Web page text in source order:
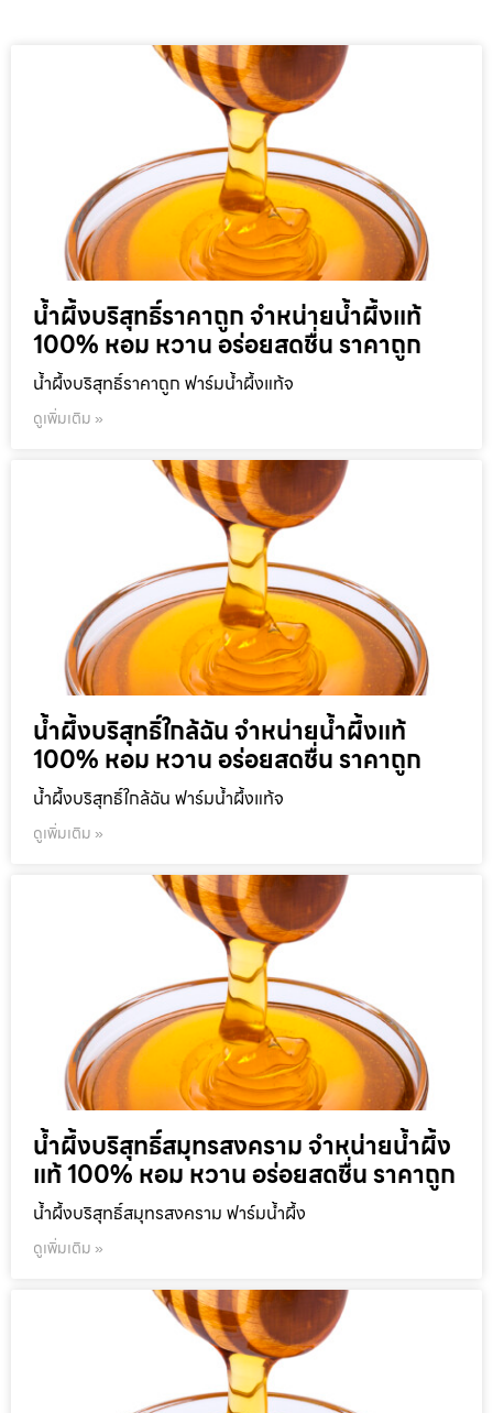
น้ำผึ้งบริสุทธิ์ราคาถูก จำหน่ายน้ำผึ้งแท้
100% หอม หวาน อร่อยสดชื่น ราคาถูก
น้ำผึ้งบริสุทธิ์ราคาถูก ฟาร์มน้ำผึ้งแท้จ
ดูเพิ่มเติม »
น้ำผึ้งบริสุทธิ์ใกล้ฉัน จำหน่ายน้ำผึ้งแท้
100% หอม หวาน อร่อยสดชื่น ราคาถูก
น้ำผึ้งบริสุทธิ์ใกล้ฉัน ฟาร์มน้ำผึ้งแท้จ
ดูเพิ่มเติม »
น้ำผึ้งบริสุทธิ์สมุทรสงคราม จำหน่ายน้ำผึ้ง
แท้ 100% หอม หวาน อร่อยสดชื่น ราคาถูก
น้ำผึ้งบริสุทธิ์สมุทรสงคราม ฟาร์มน้ำผึ้ง
ดูเพิ่มเติม »